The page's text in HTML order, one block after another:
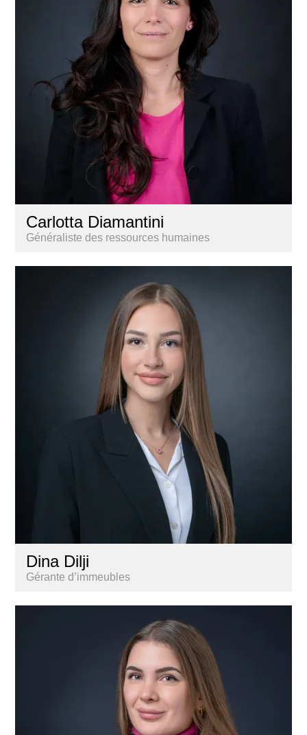
Carlotta Diamantini
Généraliste des ressources humaines
Dina Dilji
Gérante d’immeubles